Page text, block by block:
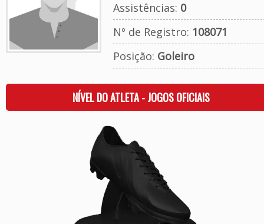
Assistências: 0
Nº de Registro: 108071
Posição: Goleiro
NÍVEL DO ATLETA - JOGOS OFICIAIS